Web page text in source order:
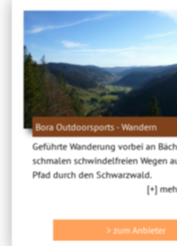
Bora Outdoorsports - Wandern
Geführte Wanderung vorbei an
schmalen schwindelfreien Wegen
Pfad durch den Schwarzwald.
[+]
> zum Anbieter